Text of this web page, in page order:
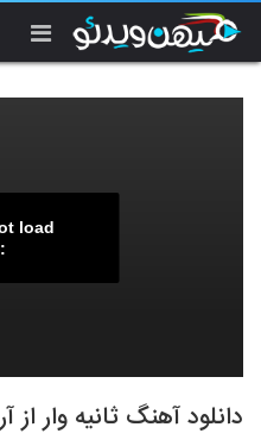
load
دانلود آهنگ ثانیه وار از